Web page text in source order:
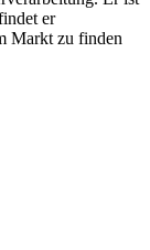
er
Markt zu finden